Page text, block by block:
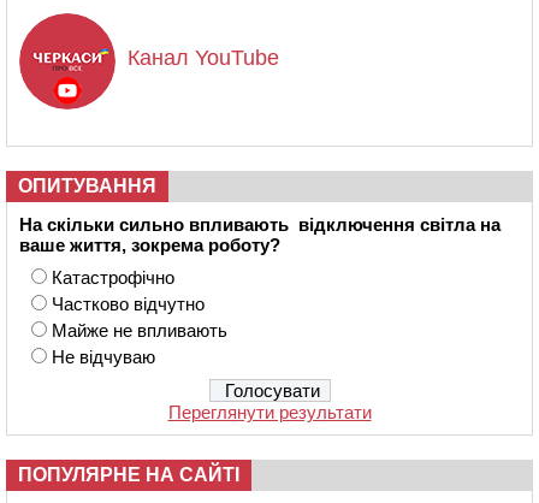
Канал YouTube
ОПИТУВАННЯ
На скільки сильно впливають відключення світла на
ваше життя, зокрема роботу?
Катастрофічно
Частково відчутно
Майже не впливають
Не відчуваю
Переглянути результати
ПОПУЛЯРНЕ НА САЙТІ